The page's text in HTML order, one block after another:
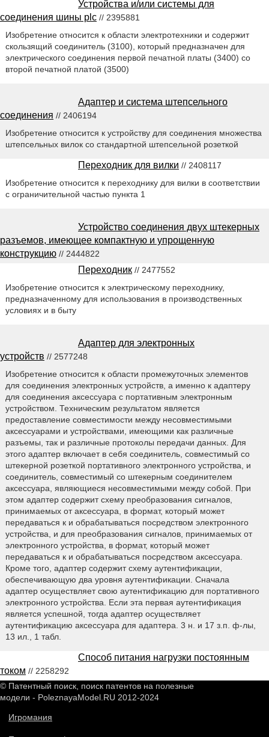
Устройства и/или системы для
соединения шины plc // 2395881
Изобретение относится к области электротехники и содержит
скользящий соединитель (3100), который предназначен для
электрического соединения первой печатной платы (3400) со
второй печатной платой (3500)
Адаптер и система штепсельного
соединения // 2406194
Изобретение относится к устройству для соединения множества
штепсельных вилок со стандартной штепсельной розеткой
Переходник для вилки // 2408117
Изобретение относится к переходнику для вилки в соответствии
с ограничительной частью пункта 1
Устройство соединения двух штекерных
разъемов, имеющее компактную и упрощенную
конструкцию // 2444822
Переходник // 2477552
Изобретение относится к электрическому переходнику,
предназначенному для использования в производственных
условиях и в быту
Адаптер для электронных
устройств // 2577248
Изобретение относится к области промежуточных элементов
для соединения электронных устройств, а именно к адаптеру
для соединения аксессуара с портативным электронным
устройством. Техническим результатом является
предоставление совместимости между несовместимыми
аксессуарами и устройствами, имеющими как различные
разъемы, так и различные протоколы передачи данных. Для
этого адаптер включает в себя соединитель, совместимый со
штекерной розеткой портативного электронного устройства, и
соединитель, совместимый со штекерным соединителем
аксессуара, являющиеся несовместимыми между собой. При
этом адаптер содержит схему преобразования сигналов,
принимаемых от аксессуара, в формат, который может
передаваться к и обрабатываться посредством электронного
устройства, и для преобразования сигналов, принимаемых от
электронного устройства, в формат, который может
передаваться к и обрабатываться посредством аксессуара.
Кроме того, адаптер содержит схему аутентификации,
обеспечивающую два уровня аутентификации. Сначала
адаптер осуществляет свою аутентификацию для портативного
электронного устройства. Если эта первая аутентификация
является успешной, тогда адаптер осуществляет
аутентификацию аксессуара для адаптера. 3 н. и 17 з.п. ф-лы,
13 ил., 1 табл.
Способ питания нагрузки постоянным
током // 2258292
© Патентный поиск, поиск патентов на полезные
модели - PoleznayaModel.RU 2012-2024
Игромания